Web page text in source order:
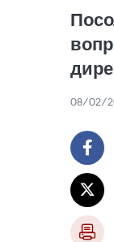
08/02/